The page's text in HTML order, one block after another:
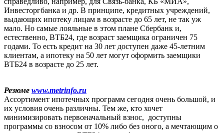
Инвесторгбанка и др. В принципе, кредитных учреждений,
выдающих ипотеку лицам в возрасте до 65 лет, не так уж
мало. Но самые лояльные в этом плане Сбербанк и,
естественно, ВТБ24, где возраст заемщика ограничен 75
годами. То есть кредит на 30 лет доступен даже 45-летним
клиентам, а ипотеку на 50 лет могут оформить заемщики
ВТБ24 в возрасте до 25 лет.
Резюме www.metrinfo.ru
Ассортимент ипотечных программ сегодня очень большой, и
их условия очень различны. Тем же, кто хочет
минимизировать первоначальный взнос, доступны
программы со взносом от 10% либо без оного, а мечтающим о